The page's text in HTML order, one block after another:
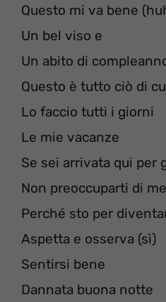
Questo mi va bene
Un bel viso e
Un abito di
Questo è tutto ciò di
Lo faccio tutti i giorni
Le mie vacanze
Se sei arrivata qui per
Non preoccuparti di me
Perché sto per
Aspetta e osserva (sì)
Sentirsi bene
Dannata buona notte